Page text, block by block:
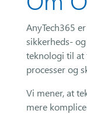
AnyTech365
sikkerheds-
teknologi til at
processer og
Vi mener, at
mere